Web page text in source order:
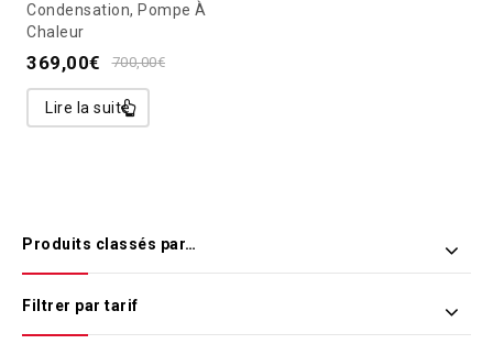
Condensation, Pompe À
Chaleur
700,00€
369,00€
Lire la suite
Produits classés par…
Filtrer par tarif